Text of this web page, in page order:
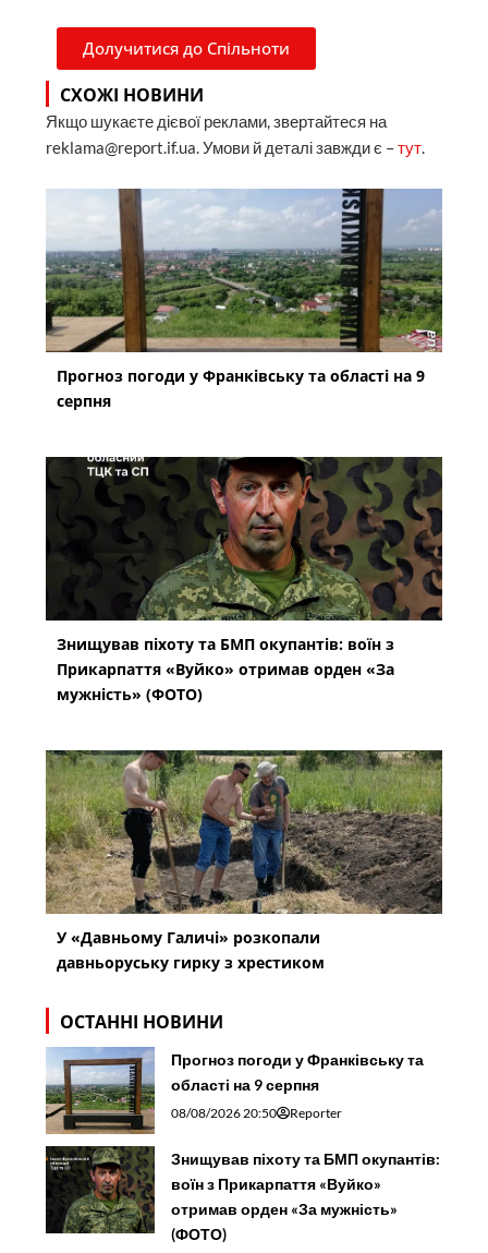
Долучитися до Спільноти
СХОЖІ НОВИНИ
Якщо шукаєте дієвої реклами, звертайтеся на
reklama@report.if.ua. Умови й деталі завжди є –тут.
Прогноз погоди у Франківську та області на 9
серпня
Знищував піхоту та БМП окупантів: воїн з
Прикарпаття «Вуйко» отримав орден «За
мужність» (ФОТО)
У «Давньому Галичі» розкопали
давньоруську гирку з хрестиком
ОСТАННІ НОВИНИ
Прогноз погоди у Франківську та
області на 9 серпня
08/08/2026 20:50 Reporter
Знищував піхоту та БМП окупантів:
воїн з Прикарпаття «Вуйко»
отримав орден «За мужність»
(ФОТО)